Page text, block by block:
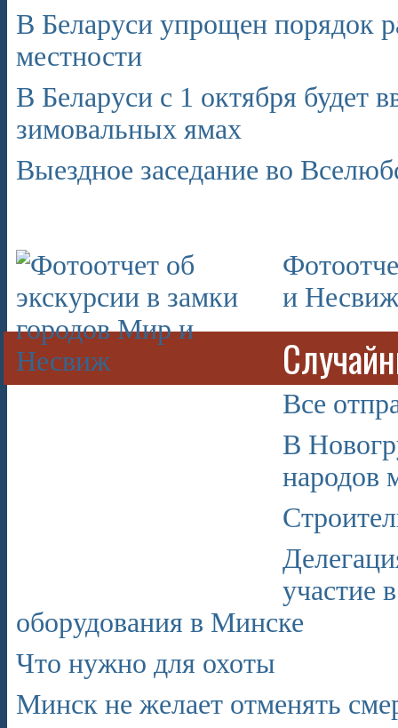
В Беларуси упрощен порядок
местности
В Беларуси с 1 октября будет
зимовальных ямах
Выездное заседание во
и Несвиж
Все
В
народов
участие
оборудования в Минске
Что нужно для охоты
Минск не желает отменять